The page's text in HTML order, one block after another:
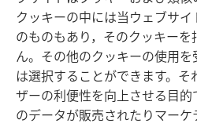
クッキーの中には当ウェブサ
のものもあり，そのクッキー
ん。その他のクッキーの使用
は選択することができます。
ザーの利便性を向上させる目的
のデータが販売されたりマー
タ
ブ
で
開
く）
（新
し
い
タ
ブ
で
開
く）
JW Hub ®
（新
し
い
タ
ブ
JW Library
Watchtower Library®